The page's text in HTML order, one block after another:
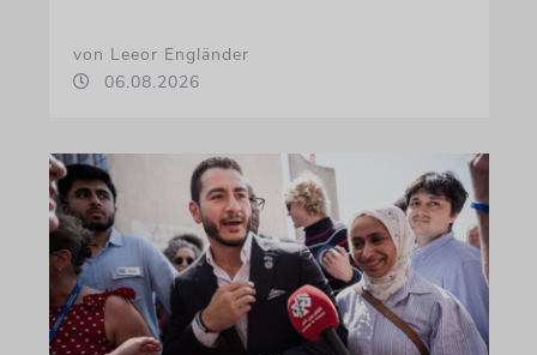
von Leeor Engländer
06.08.2026